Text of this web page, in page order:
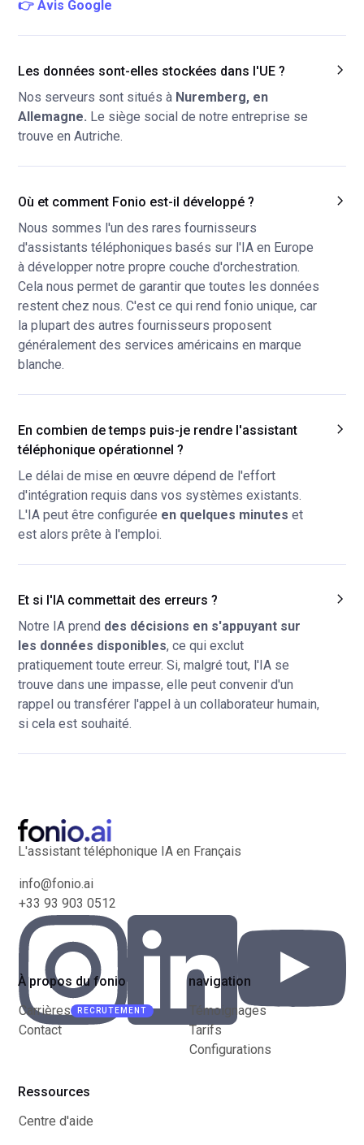
👉 Avis Google
Les données sont-elles stockées dans l'UE ?
Nos serveurs sont situés à Nuremberg, en
Allemagne. Le siège social de notre entreprise se
trouve en Autriche.
Où et comment Fonio est-il développé ?
Nous sommes l'un des rares fournisseurs
d'assistants téléphoniques basés sur l'IA en Europe
à développer notre propre couche d'orchestration.
Cela nous permet de garantir que toutes les données
restent chez nous. C'est ce qui rend fonio unique, car
la plupart des autres fournisseurs proposent
généralement des services américains en marque
blanche.
En combien de temps puis-je rendre l'assistant
téléphonique opérationnel ?
Le délai de mise en œuvre dépend de l'effort
d'intégration requis dans vos systèmes existants.
L'IA peut être configurée en quelques minutes et
est alors prête à l'emploi.
Et si l'IA commettait des erreurs ?
Notre IA prend des décisions en s'appuyant sur
les données disponibles, ce qui exclut
pratiquement toute erreur. Si, malgré tout, l'IA se
trouve dans une impasse, elle peut convenir d'un
rappel ou transférer l'appel à un collaborateur humain,
si cela est souhaité.
L'assistant téléphonique IA en Français
info@fonio.ai
+33 93 903 0512
navigation
Témoignages
Tarifs
Configurations
À propos du fonio
Carrières
RECRUTEMENT
Contact
Ressources
Centre d'aide